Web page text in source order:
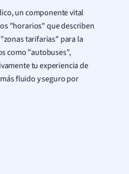
un componente vital
"horarios" que describen
tarifarias" para la
como "autobuses",
tu experiencia de
fluido y seguro por